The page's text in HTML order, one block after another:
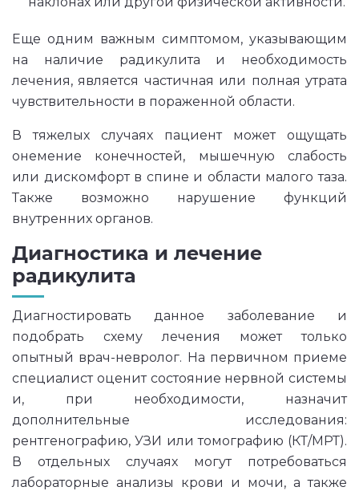
Еще одним важным симптомом, указывающим
на наличие радикулита и необходимость
лечения, является частичная или полная утрата
чувствительности в пораженной области.
В тяжелых случаях пациент может ощущать
онемение конечностей, мышечную слабость
или дискомфорт в спине и области малого таза.
Также возможно нарушение функций
внутренних органов.
Диагностика и лечение
радикулита
Диагностировать данное заболевание и
подобрать схему лечения может только
опытный врач-невролог. На первичном приеме
специалист оценит состояние нервной системы
и, при необходимости, назначит
дополнительные исследования:
рентгенографию, УЗИ или томографию (КТ/МРТ).
В отдельных случаях могут потребоваться
лабораторные анализы крови и мочи, а также